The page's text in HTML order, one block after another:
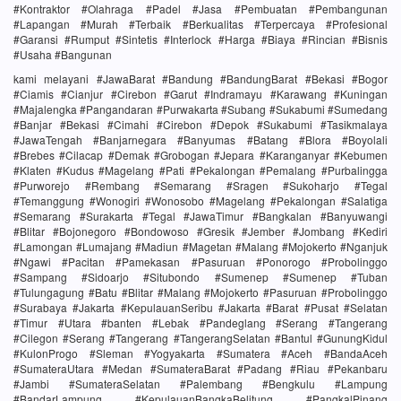
#Kontraktor #Olahraga #Padel #Jasa #Pembuatan #Pembangunan
#Lapangan #Murah #Terbaik #Berkualitas #Terpercaya #Profesional
#Garansi #Rumput #Sintetis #Interlock #Harga #Biaya #Rincian #Bisnis
#Usaha #Bangunan
kami melayani #JawaBarat #Bandung #BandungBarat #Bekasi #Bogor
#Ciamis #Cianjur #Cirebon #Garut #Indramayu #Karawang #Kuningan
#Majalengka #Pangandaran #Purwakarta #Subang #Sukabumi #Sumedang
#Banjar #Bekasi #Cimahi #Cirebon #Depok #Sukabumi #Tasikmalaya
#JawaTengah #Banjarnegara #Banyumas #Batang #Blora #Boyolali
#Brebes #Cilacap #Demak #Grobogan #Jepara #Karanganyar #Kebumen
#Klaten #Kudus #Magelang #Pati #Pekalongan #Pemalang #Purbalingga
#Purworejo #Rembang #Semarang #Sragen #Sukoharjo #Tegal
#Temanggung #Wonogiri #Wonosobo #Magelang #Pekalongan #Salatiga
#Semarang #Surakarta #Tegal #JawaTimur #Bangkalan #Banyuwangi
#Blitar #Bojonegoro #Bondowoso #Gresik #Jember #Jombang #Kediri
#Lamongan #Lumajang #Madiun #Magetan #Malang #Mojokerto #Nganjuk
#Ngawi #Pacitan #Pamekasan #Pasuruan #Ponorogo #Probolinggo
#Sampang #Sidoarjo #Situbondo #Sumenep #Sumenep #Tuban
#Tulungagung #Batu #Blitar #Malang #Mojokerto #Pasuruan #Probolinggo
#Surabaya #Jakarta #KepulauanSeribu #Jakarta #Barat #Pusat #Selatan
#Timur #Utara #banten #Lebak #Pandeglang #Serang #Tangerang
#Cilegon #Serang #Tangerang #TangerangSelatan #Bantul #GunungKidul
#KulonProgo #Sleman #Yogyakarta #Sumatera #Aceh #BandaAceh
#SumateraUtara #Medan #SumateraBarat #Padang #Riau #Pekanbaru
#Jambi #SumateraSelatan #Palembang #Bengkulu #Lampung